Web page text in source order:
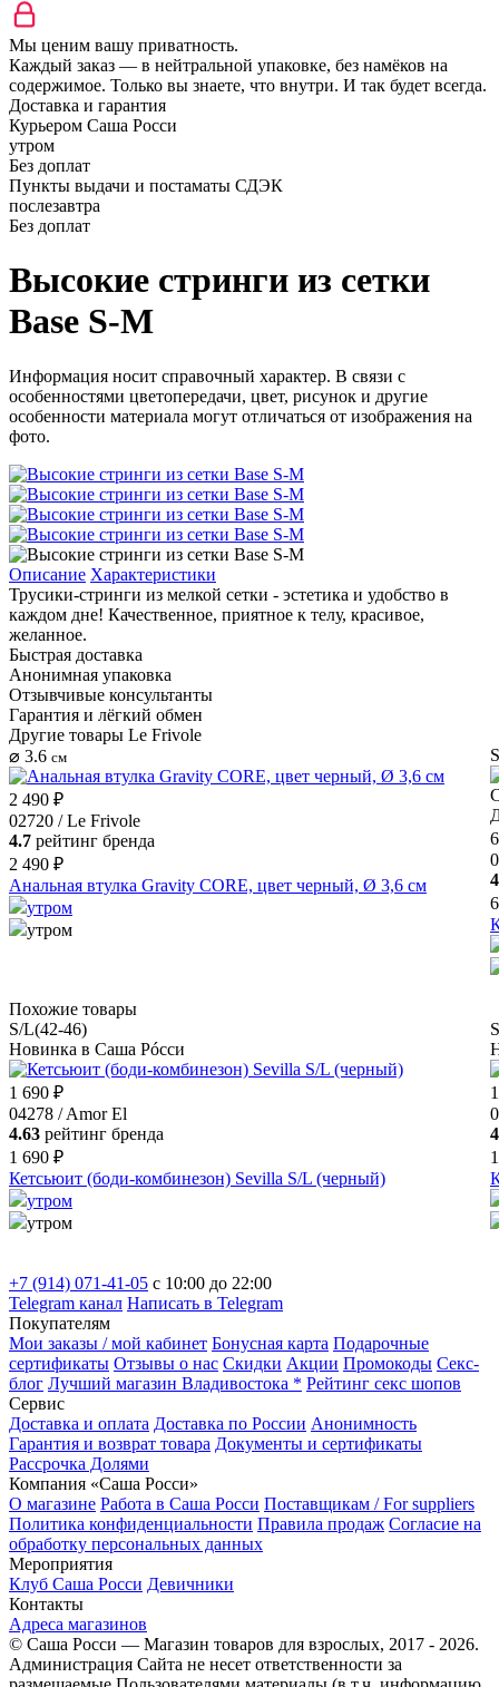
Мы ценим вашу приватность.
Каждый заказ — в нейтральной упаковке, без намёков на
содержимое. Только вы знаете, что внутри. И так будет всегда.
Доставка и гарантия
Курьером Саша Росси
утром
Без доплат
Пункты выдачи и постаматы СДЭК
послезавтра
Без доплат
Высокие стринги из сетки
Base S-M
Информация носит справочный характер. В связи с
особенностями цветопередачи, цвет, рисунок и другие
особенности материала могут отличаться от изображения на
фото.
Описание Характеристики
Трусики-стринги из мелкой сетки - эстетика и удобство в
каждом дне! Качественное, приятное к телу, красивое,
желанное.
Быстрая доставка
Анонимная упаковка
Отзывчивые консультанты
Гарантия и лёгкий обмен
Другие товары Le Frivole
⌀ 3.6 см
2 490 ₽
02720 / Le Frivole
4.7 рейтинг бренда
2 490 ₽
Анальная втулка Gravity CORE, цвет черный, Ø 3,6 см
утром
утром
Похожие товары
S/L(42-46)
Новинка в Саша Рóсси
1 690 ₽
04278 / Amor El
4.63 рейтинг бренда
1 690 ₽
Кетсьюит (боди-комбинезон) Sevilla S/L (черный)
утром
утром
+7 (914) 071-41-05 c 10:00 до 22:00
Telegram канал Написать в Telegram
Покупателям
Мои заказы / мой кабинет Бонусная карта Подарочные
сертификаты Отзывы о нас Скидки Акции Промокоды Секс-
блог Лучший магазин Владивостока * Рейтинг секс шопов
Сервис
Доставка и оплата Доставка по России Анонимность
Гарантия и возврат товара Документы и сертификаты
Рассрочка Долями
Компания «Саша Росси»
О магазине Работа в Саша Росси Поставщикам / For suppliers
Политика конфиденциальности Правила продаж Согласие на
обработку персональных данных
Мероприятия
Клуб Саша Росси Девичники
Контакты
Адреса магазинов
© Саша Росси — Магазин товаров для взрослых, 2017 - 2026.
Администрация Сайта не несет ответственности за